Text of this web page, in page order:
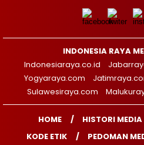
INDONESIA RAYA
Indonesiaraya.co.id
Yogyaraya.com
Sulawesiraya.com
HOME HISTORI MEDIA
KODE ETIK
PEDOMAN